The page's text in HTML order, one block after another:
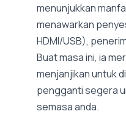
menunjukkan
menawarkan
HDMI/USB),
Buat masa ini, ia
menjanjikan untuk
pengganti segera
semasa anda.